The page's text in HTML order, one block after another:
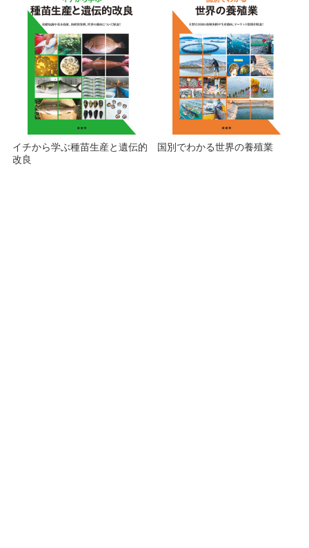
イチから学ぶ種苗生産と遺伝的
改良
国別でわかる世界の養殖業